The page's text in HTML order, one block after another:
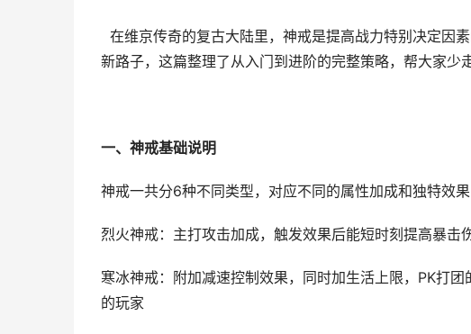
在维京传奇的复古大陆里，神戒是提高战力特别决定因
新路子，这篇整理了从入门到进阶的完整策略，帮大家少
一、神戒基础说明
神戒一共分6种不同类型，对应不同的属性加成和独特效
烈火神戒：主打攻击加成，触发效果后能短时刻提高暴击
寒冰神戒：附加减速控制效果，同时加生活上限，PK打
的玩家